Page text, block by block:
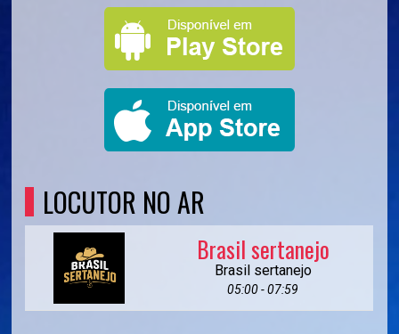
LOCUTOR NO AR
Brasil sertanejo
Brasil sertanejo
05:00 - 07:59